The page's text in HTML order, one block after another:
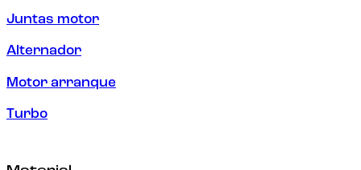
Juntas motor
Alternador
Motor arranque
Turbo